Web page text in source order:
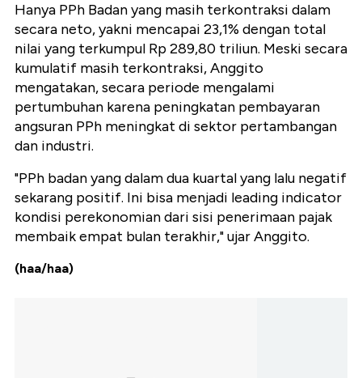
Hanya PPh Badan yang masih terkontraksi dalam
secara neto, yakni mencapai 23,1% dengan total
nilai yang terkumpul Rp 289,80 triliun. Meski secara
kumulatif masih terkontraksi, Anggito
mengatakan, secara periode mengalami
pertumbuhan karena peningkatan pembayaran
angsuran PPh meningkat di sektor pertambangan
dan industri.
"PPh badan yang dalam dua kuartal yang lalu negatif
sekarang positif. Ini bisa menjadi leading indicator
kondisi perekonomian dari sisi penerimaan pajak
membaik empat bulan terakhir," ujar Anggito.
(haa/haa)